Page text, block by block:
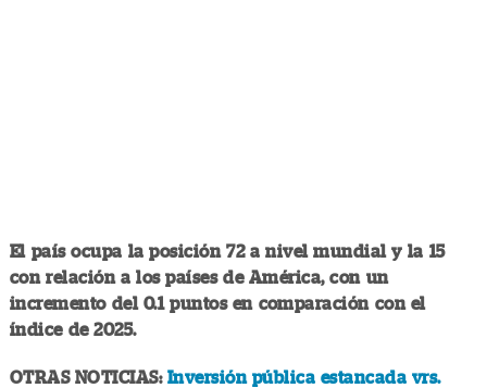
El país ocupa la posición 72 a nivel mundial y la 15
con relación a los países de América, con un
incremento del 0.1 puntos en comparación con el
índice de 2025.
OTRAS NOTICIAS:Inversión pública estancada vrs.